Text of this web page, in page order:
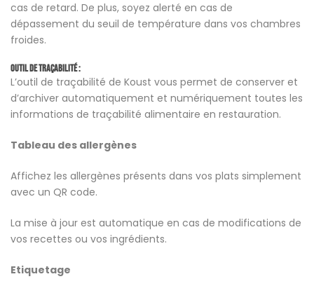
cas de retard. De plus, soyez alerté en cas de
dépassement du seuil de température dans vos chambres
froides.
Outil de traçabilité :
L’outil de traçabilité de Koust vous permet de conserver et
d’archiver automatiquement et numériquement toutes les
informations de traçabilité alimentaire en restauration.
Tableau des allergènes
Affichez les allergènes présents dans vos plats simplement
avec un QR code.
La mise à jour est automatique en cas de modifications de
vos recettes ou vos ingrédients.
Etiquetage